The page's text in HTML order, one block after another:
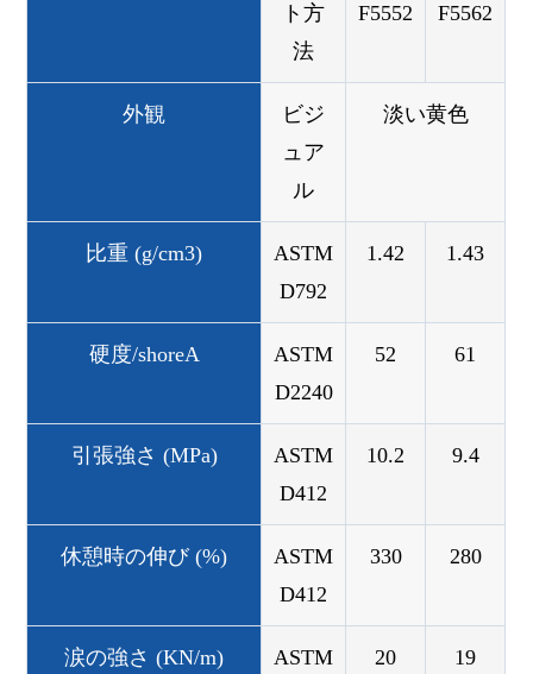
ト方
法
F5552
F5562
外観
ビジ
ュア
ル
淡い黄色
比重 (g/cm3)
ASTM
D792
1.42 1.43
硬度/shoreA
ASTM
D2240
52 61
引張強さ (MPa)
ASTM
D412
10.2 9.4
休憩時の伸び (%)
ASTM
D412
330 280
涙の強さ (KN/m) ASTM 20 19